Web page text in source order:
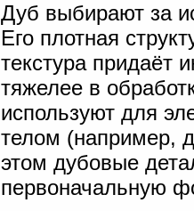
Дуб выбирают за
Его плотная
текстура придаёт
тяжелее в
используют для
телом (например,
этом дубовые
первоначальную